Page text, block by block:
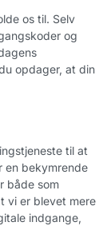
os til. Selv
og
opdager, at din
til at
en bekymrende
både som
vi er blevet mere
indgange,